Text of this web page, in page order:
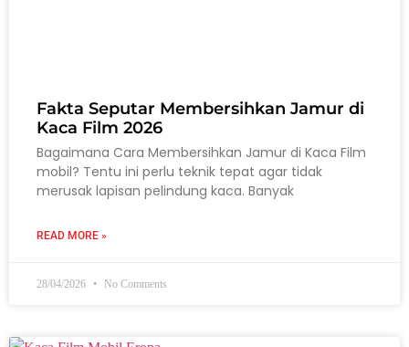
Fakta Seputar Membersihkan Jamur di
Kaca Film 2026
Bagaimana Cara Membersihkan Jamur di Kaca Film
mobil? Tentu ini perlu teknik tepat agar tidak
merusak lapisan pelindung kaca. Banyak
READ MORE »
28/04/2026 No Comments